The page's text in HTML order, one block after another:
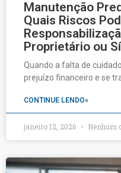
Manutenção
Quais Riscos
Proprietário ou
Quando a falta de
prejuízo financeiro e se
CONTINUE LENDO»
janeiro 12, 2026 Nenhum